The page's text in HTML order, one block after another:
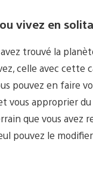
vivez en
trouvé la
celle avec cette
pouvez en faire
vous approprier du
que vous avez
pouvez le modifier.